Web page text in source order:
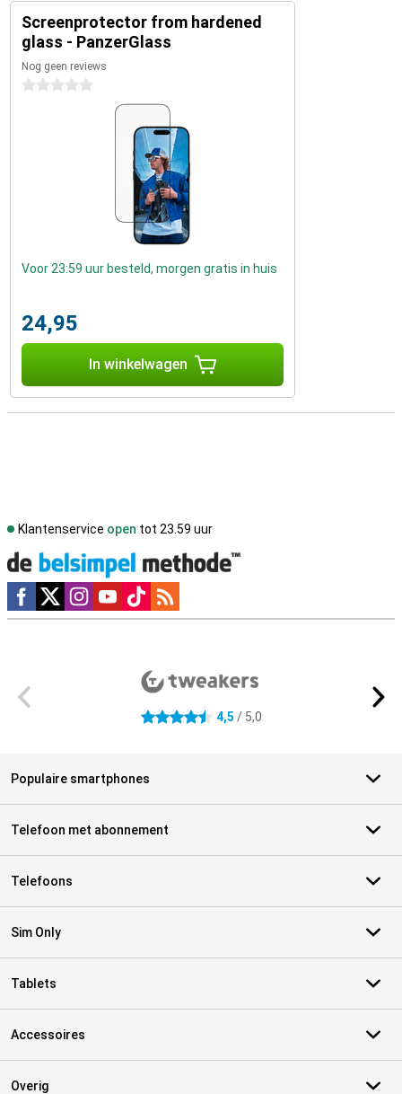
Screenprotector from hardened
glass - PanzerGlass
Nog geen reviews
0 sterren
Voor 23:59 uur besteld, morgen gratis in huis
24,95
In winkelwagen
Klantenservice open tot 23.59 uur
Social media
4.5 sterren 4,5 / 5,0
Populaire smartphones
Telefoon met abonnement
Telefoons
Sim Only
Tablets
Accessoires
Overig